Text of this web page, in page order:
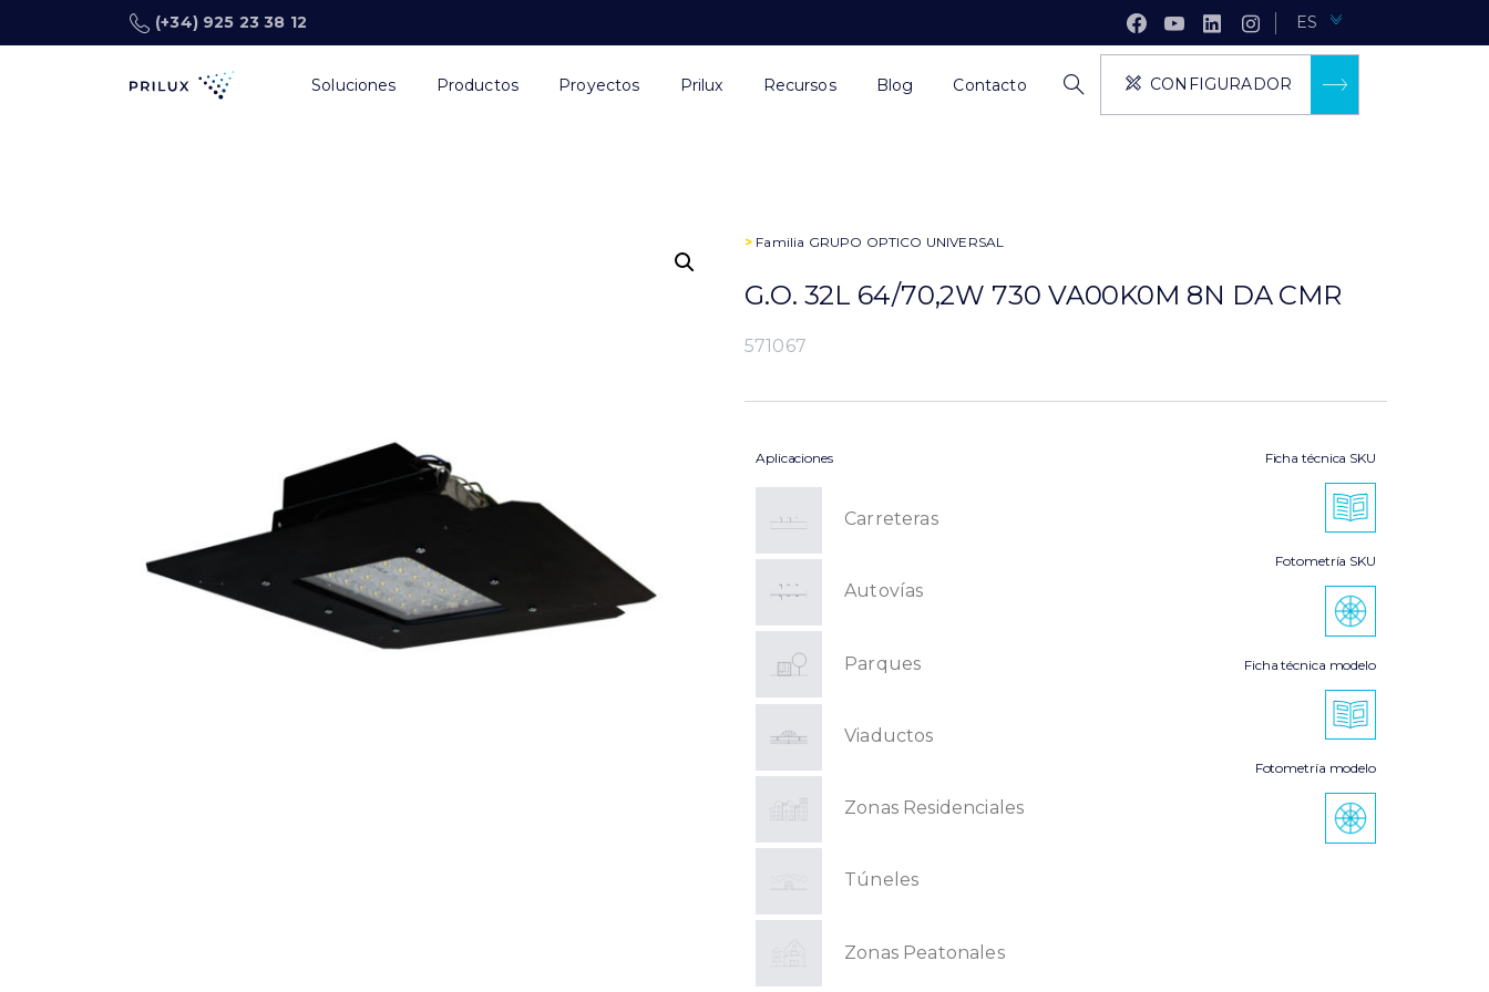
(+34) 925 23 38 12 ES
Soluciones Productos Proyectos Prilux Recursos Blog Contacto CONFIGURADOR
> Familia GRUPO OPTICO UNIVERSAL
G.O. 32L 64/70,2W 730 VA00K0M 8N DA CMR
571067
Aplicaciones
Carreteras
Autovías
Parques
Viaductos
Zonas Residenciales
Túneles
Zonas Peatonales
Ficha técnica SKU
Fotometría SKU
Ficha técnica modelo
Fotometría modelo